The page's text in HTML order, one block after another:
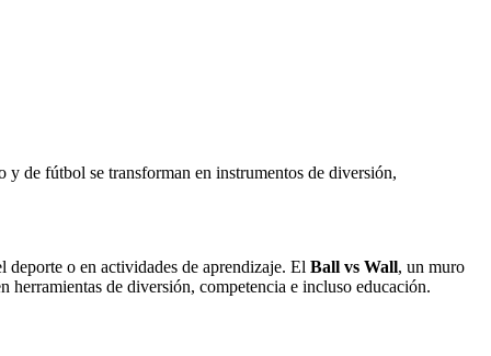
de fútbol se transforman en instrumentos de diversión,
deporte o en actividades de aprendizaje. El Ball vs Wall, un muro
de diversión, competencia e incluso educación.